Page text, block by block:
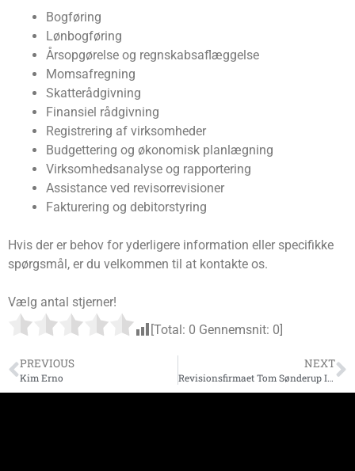
Bogføring
Lønbogføring
Årsopgørelse og regnskabsaflæggelse
Momsafregning
Skatterådgivning
Finansiel rådgivning
Registrering af virksomheder
Budgettering og økonomisk planlægning
Virksomhedsanalyse og rapportering
Assistance ved revisorrevisioner
Fakturering og debitorstyring
Hvis der er behov for yderligere information eller specifikke
spørgsmål, er du velkommen til at kontakte os.
Vælg antal stjerner!
[Total: 0 Gennemsnit: 0
PREVIOUS
Kim Erno
NEXT
Revisionsfirmaet Tom Sønderup I/S